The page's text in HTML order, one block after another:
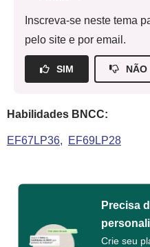
Inscreva-se neste tema
pelo site e por email.
SIM NÃO
Habilidades BNCC:
EF67LP36 EF69LP28
Precisa
Crie seu